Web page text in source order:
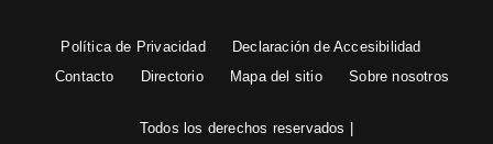
Política de Privacidad
Declaración de Accesibilidad
Contacto
Directorio Mapa del sitio Sobre nosotros
Todos los derechos reservados |